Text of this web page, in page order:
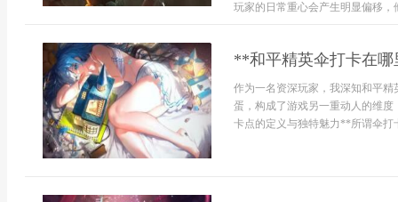
玩家的日常重心会产生明显偏移，
**和平精英伞打卡在
作为一名资深玩家，我深知和平
蛋，构成了游戏另一重动人的维
卡点的定义与独特魅力**所谓伞打